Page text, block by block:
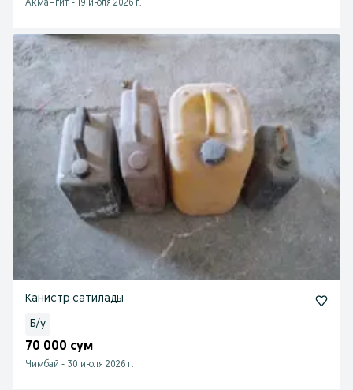
Акмангит - 19 июля 2026 г.
Канистр сатилады
Б/у
70 000 сум
Чимбай - 30 июля 2026 г.